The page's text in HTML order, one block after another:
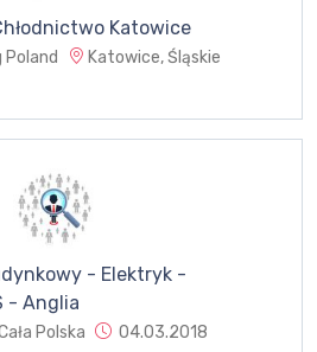
Katowice
Poland
Katowice, Śląskie
- Elektryk -
- Anglia
Polska 04.03.2018